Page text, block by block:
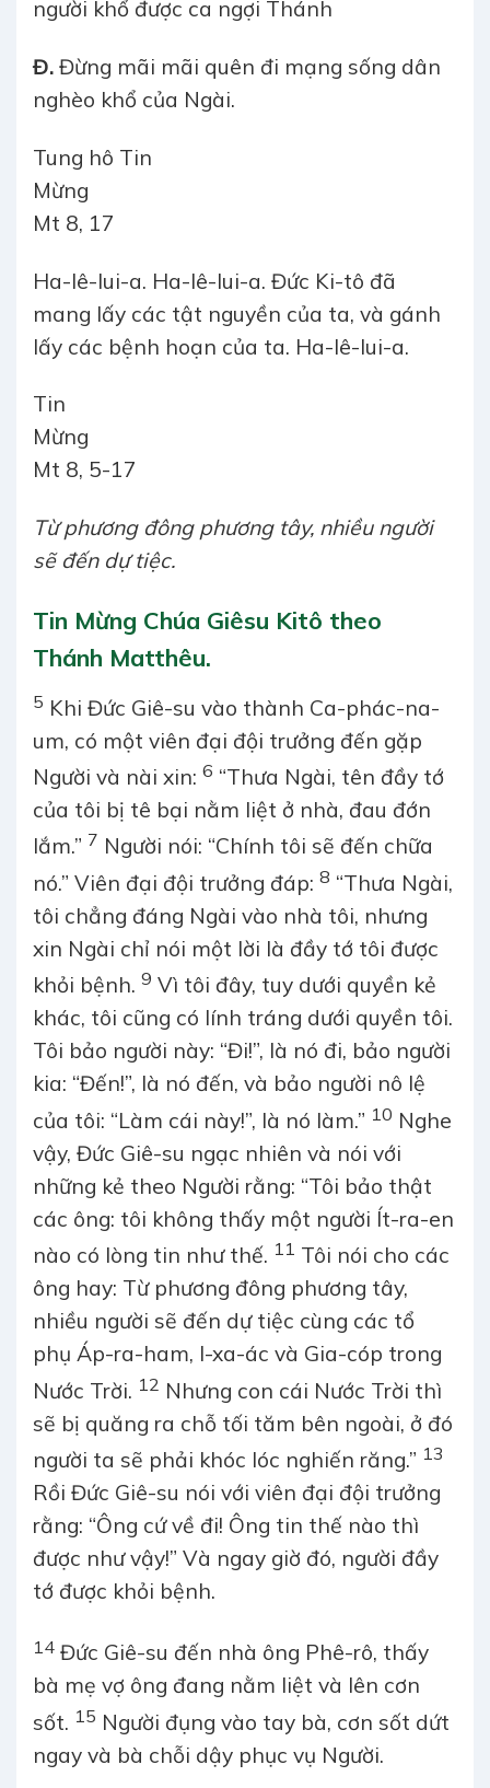
người khổ được ca ngợi Thánh
Đ. Đừng mãi mãi quên đi mạng sống dân
nghèo khổ của Ngài.
Tung hô Tin
Mừng
Mt 8, 17
Ha-lê-lui-a. Ha-lê-lui-a. Đức Ki-tô đã
mang lấy các tật nguyền của ta, và gánh
lấy các bệnh hoạn của ta. Ha-lê-lui-a.
Tin
Mt 8, 5-17
Từ phương đông phương tây, nhiều người
sẽ đến dự tiệc.
Tin Mừng Chúa Giêsu Kitô theo
Thánh Matthêu.
5 Khi Đức Giê-su vào thành Ca-phác-na-
um, có một viên đại đội trưởng đến gặp
Người và nài xin: 6 “Thưa Ngài, tên đầy tớ
của tôi bị tê bại nằm liệt ở nhà, đau đớn
lắm.” 7 Người nói: “Chính tôi sẽ đến chữa
nó.” Viên đại đội trưởng đáp: 8 “Thưa Ngài,
tôi chẳng đáng Ngài vào nhà tôi, nhưng
xin Ngài chỉ nói một lời là đầy tớ tôi được
khỏi bệnh. 9 Vì tôi đây, tuy dưới quyền kẻ
khác, tôi cũng có lính tráng dưới quyền tôi.
Tôi bảo người này: “Đi!”, là nó đi, bảo người
kia: “Đến!”, là nó đến, và bảo người nô lệ
của tôi: “Làm cái này!”, là nó làm.” 10 Nghe
vậy, Đức Giê-su ngạc nhiên và nói với
những kẻ theo Người rằng: “Tôi bảo thật
các ông: tôi không thấy một người Ít-ra-en
nào có lòng tin như thế. 11 Tôi nói cho các
ông hay: Từ phương đông phương tây,
nhiều người sẽ đến dự tiệc cùng các tổ
phụ Áp-ra-ham, I-xa-ác và Gia-cóp trong
Nước Trời. 12 Nhưng con cái Nước Trời thì
sẽ bị quăng ra chỗ tối tăm bên ngoài, ở đó
người ta sẽ phải khóc lóc nghiến răng.” 13
Rồi Đức Giê-su nói với viên đại đội trưởng
rằng: “Ông cứ về đi! Ông tin thế nào thì
được như vậy!” Và ngay giờ đó, người đầy
tớ được khỏi bệnh.
14 Đức Giê-su đến nhà ông Phê-rô, thấy
bà mẹ vợ ông đang nằm liệt và lên cơn
sốt. 15 Người đụng vào tay bà, cơn sốt dứt
ngay và bà chỗi dậy phục vụ Người.